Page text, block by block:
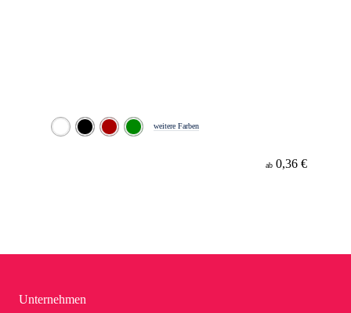
weitere Farben
ab 0,36 €
Unternehmen